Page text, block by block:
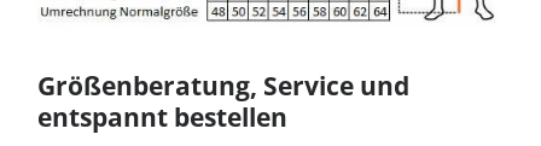
Größenberatung, Service und
entspannt bestellen